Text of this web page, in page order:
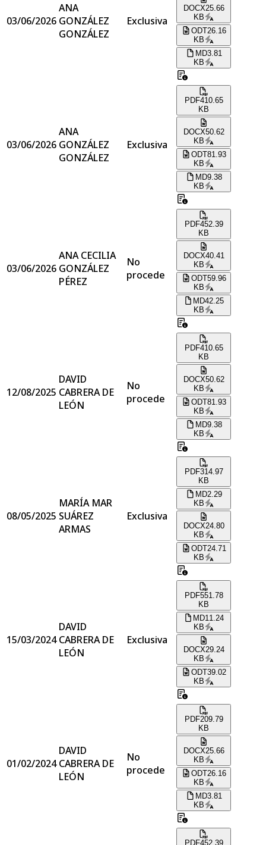
03/06/2026
ANA
GONZÁLEZ
GONZÁLEZ
Exclusiva
DOCX25.66
KB
ODT26.16
KB
MD3.81
KB
03/06/2026
ANA
GONZÁLEZ
GONZÁLEZ
Exclusiva
PDF410.65
KB
DOCX50.62
KB
ODT81.93
KB
MD9.38
KB
03/06/2026
ANA CECILIA
GONZÁLEZ
PÉREZ
No
procede
PDF452.39
KB
DOCX40.41
KB
ODT59.96
KB
MD42.25
KB
12/08/2025
DAVID
CABRERA DE
LEÓN
No
procede
PDF410.65
KB
DOCX50.62
KB
ODT81.93
KB
MD9.38
KB
08/05/2025
MARÍA MAR
SUÁREZ
ARMAS
Exclusiva
PDF314.97
KB
MD2.29
KB
DOCX24.80
KB
ODT24.71
KB
15/03/2024
DAVID
CABRERA DE
LEÓN
Exclusiva
PDF551.78
KB
MD11.24
KB
DOCX29.24
KB
ODT39.02
KB
01/02/2024
DAVID
CABRERA DE
LEÓN
No
procede
PDF209.79
KB
DOCX25.66
KB
ODT26.16
KB
MD3.81
KB
PDF452.39